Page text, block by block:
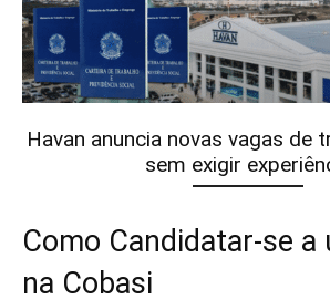
Havan anuncia novas vagas de
sem exigir
Como Candidatar-se a
na Cobasi